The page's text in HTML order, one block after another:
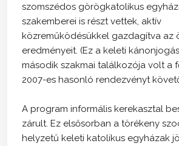
szomszédos görögkatolikus
szakemberei is részt vettek, aktív
közreműködésükkel gazdagítva az
eredményeit. (Ez a keleti
második szakmai találkozója volt a
2007-es hasonló rendezvényt
A program informális kerekasztal
zárult. Ez elsősorban a törékeny
helyzetű keleti katolikus egyházak